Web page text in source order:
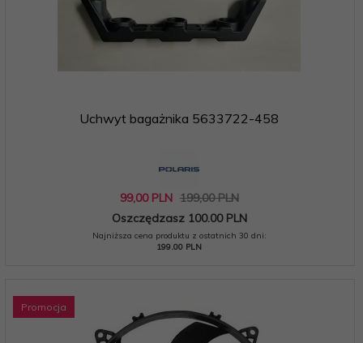
Uchwyt bagażnika 5633722-458
99,00 PLN 199,00 PLN
Oszczędzasz 100.00 PLN
Najniższa cena produktu z ostatnich 30 dni:
199.00 PLN
Promocja